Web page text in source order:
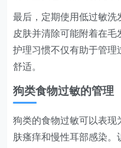
最后，定期使用低过敏洗
皮肤并清除可能附着在
护理习惯不仅有助于管理
舒适。
狗类食物过敏的管理
狗类的食物过敏可以表现
肤瘙痒和慢性耳部感染